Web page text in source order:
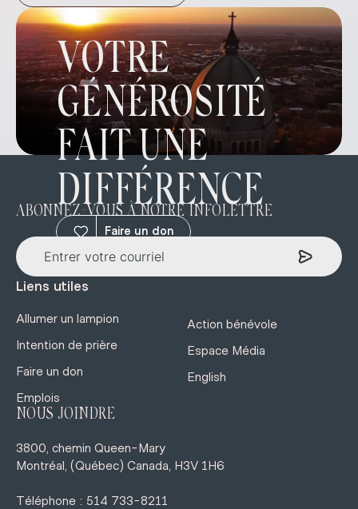
VOTRE
GÉNÉROSITÉ
FAIT UNE
DIFFÉRENCE
Faire un don
ABONNEZ-VOUS À NOTRE INFOLETTRE
Liens utiles
Allumer un lampion
Intention de prière
Faire un don
Emplois
Action bénévole
Espace Média
English
NOUS JOINDRE
3800, chemin Queen-Mary
Montréal, (Québec) Canada, H3V 1H6
Téléphone : 514 733-8211